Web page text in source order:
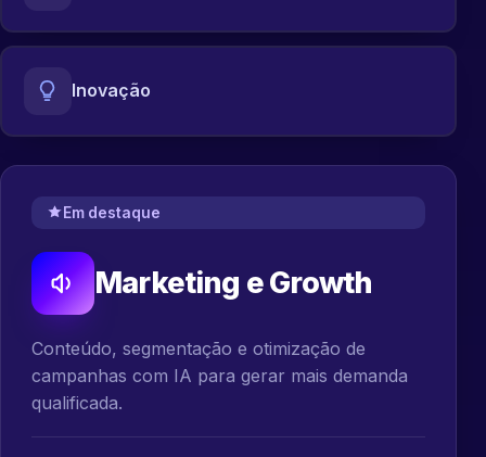
Inovação
Em destaque
Marketing e Growth
Conteúdo, segmentação e otimização de
campanhas com IA para gerar mais demanda
qualificada.